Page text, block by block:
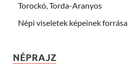
Torockó, Torda-Aranyos
Népi viseletek képeinek forrása
NÉPRAJZ